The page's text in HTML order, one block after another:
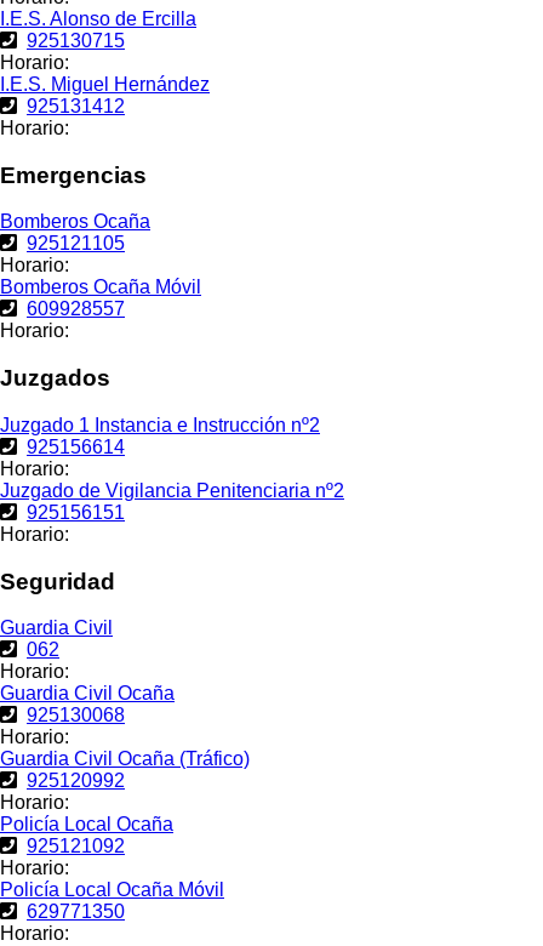
I.E.S. Alonso de Ercilla
925130715
Horario:
I.E.S. Miguel Hernández
925131412
Horario:
Emergencias
Bomberos Ocaña
925121105
Horario:
Bomberos Ocaña Móvil
609928557
Horario:
Juzgados
Juzgado 1 Instancia e Instrucción nº2
925156614
Horario:
Juzgado de Vigilancia Penitenciaria nº2
925156151
Horario:
Seguridad
Guardia Civil
062
Horario:
Guardia Civil Ocaña
925130068
Horario:
Guardia Civil Ocaña (Tráfico)
925120992
Horario:
Policía Local Ocaña
925121092
Horario:
Policía Local Ocaña Móvil
629771350
Horario: